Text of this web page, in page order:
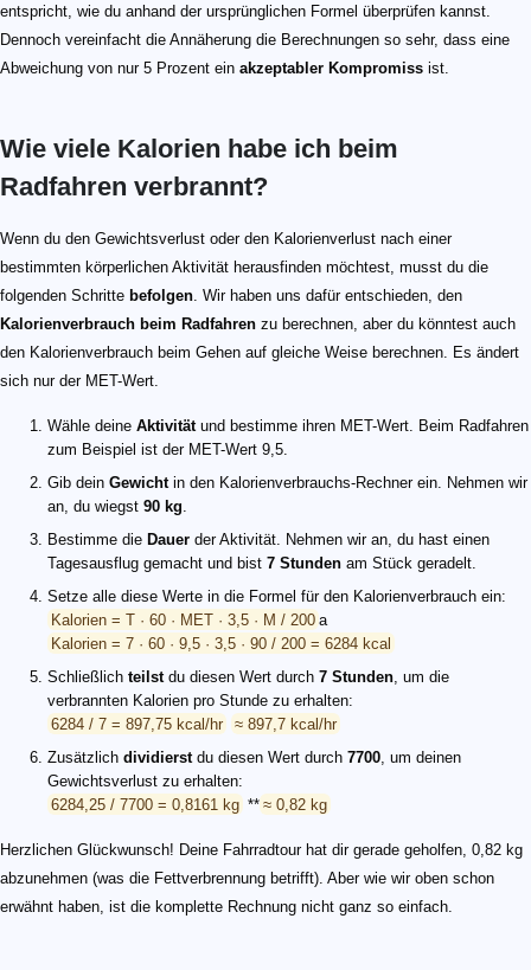
entspricht, wie du anhand der ursprünglichen Formel überprüfen kannst.
Dennoch vereinfacht die Annäherung die Berechnungen so sehr, dass eine
Abweichung von nur 5 Prozent ein akzeptabler Kompromiss ist.
Wie viele Kalorien habe ich beim
Radfahren verbrannt?
Wenn du den Gewichtsverlust oder den Kalorienverlust nach einer
bestimmten körperlichen Aktivität herausfinden möchtest, musst du die
folgenden Schritte befolgen . Wir haben uns dafür entschieden, den
Kalorienverbrauch beim Radfahren zu berechnen, aber du könntest auch
den Kalorienverbrauch beim Gehen auf gleiche Weise berechnen. Es ändert
sich nur der MET-Wert.
Wähle deine Aktivitätund bestimme ihren MET-Wert. Beim Radfahren
zum Beispiel ist der MET-Wert 9,5.
Gib dein Gewichtin den Kalorienverbrauchs-Rechner ein. Nehmen wir
an, du wiegst 90 kg
Bestimme die Dauer der Aktivität. Nehmen wir an, du hast einen
Tagesausflug gemacht und bist 7 Stunden am Stück geradelt.
Setze alle diese Werte in die Formel für den Kalorienverbrauch ein:
Kalorien = T · 60 · MET · 3,5 · M / 200 a
Kalorien = 7 · 60 · 9,5 · 3,5 · 90 / 200 = 6284 kcal
Schließlich teilstdu diesen Wert durch 7 Stunden , um die
verbrannten Kalorien pro Stunde zu erhalten:
6284 / 7 = 897,75 kcal/hr
≈ 897,7 kcal/hr
Zusätzlich dividierstdu diesen Wert durch 7700 , um deinen
Gewichtsverlust zu erhalten:
6284,25 / 7700 = 0,8161 kg ** ≈ 0,82 kg
Herzlichen Glückwunsch! Deine Fahrradtour hat dir gerade geholfen, 0,82 kg
abzunehmen (was die Fettverbrennung betrifft). Aber wie wir oben schon
erwähnt haben, ist die komplette Rechnung nicht ganz so einfach.